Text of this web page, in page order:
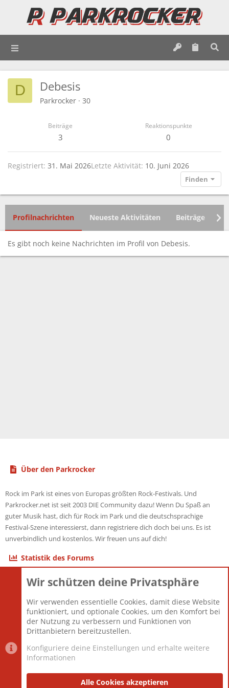
D Debesis
Parkrocker · 30
Beiträge
3
Reaktionspunkte
0
Registriert 31. Mai 2026Letzte Aktivität 10. Juni 2026
Finden
Profilnachrichten Neueste Aktivitäten Beiträge
Es gibt noch keine Nachrichten im Profil von Debesis.
Über den Parkrocker
Rock im Park ist eines von Europas größten Rock-Festivals. Und
Parkrocker.net ist seit 2003 DIE Community dazu! Wenn Du Spaß an
guter Musik hast, dich für Rock im Park und die deutschsprachige
Festival-Szene interessierst, dann registriere dich doch bei uns. Es ist
unverbindlich und kostenlos. Wir freuen uns auf dich!
Statistik des Forums
Themen
Mitglieder
12.427
Neuestes Mitglied
Berlin
Datenschutzerklärung Impressum
Wir schützen deine Privatsphäre
Wir verwenden essentielle Cookies, damit diese Website
funktioniert, und optionale Cookies, um den Komfort bei
der Nutzung zu verbessern und Funktionen von
Drittanbietern bereitzustellen.
Konfiguriere deine Einstellungen und erhalte weitere
Informationen
Alle Cookies akzeptieren